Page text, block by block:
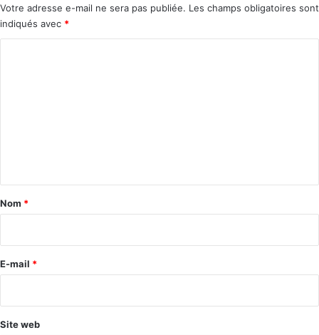
Votre adresse e-mail ne sera pas publiée. Les champs obligatoires sont
indiqués avec *
a
e
Nom *
E-mail *
Site web